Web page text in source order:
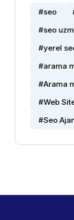
#seo
#seo
#yerel
#arama
#Arama
#Web
#Seo